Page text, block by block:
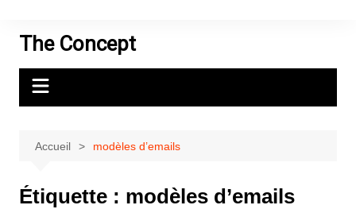
contenuThe Concept
Accueil modèles d’emails
Étiquette : modèles d’emails